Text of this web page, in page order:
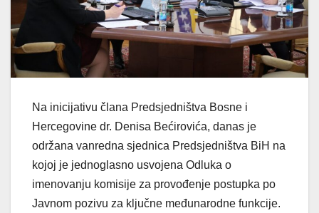
Na inicijativu člana Predsjedništva Bosne i
Hercegovine dr. Denisa Bećirovića, danas je
održana vanredna sjednica Predsjedništva BiH na
kojoj je jednoglasno usvojena Odluka o
imenovanju komisije za provođenje postupka po
Javnom pozivu za ključne međunarodne funkcije.